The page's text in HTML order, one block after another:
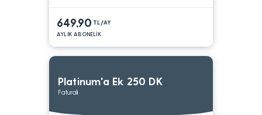
649,90 TL/AY
AYLIK ABONELİK
Platinum'a Ek 250 DK
Faturalı